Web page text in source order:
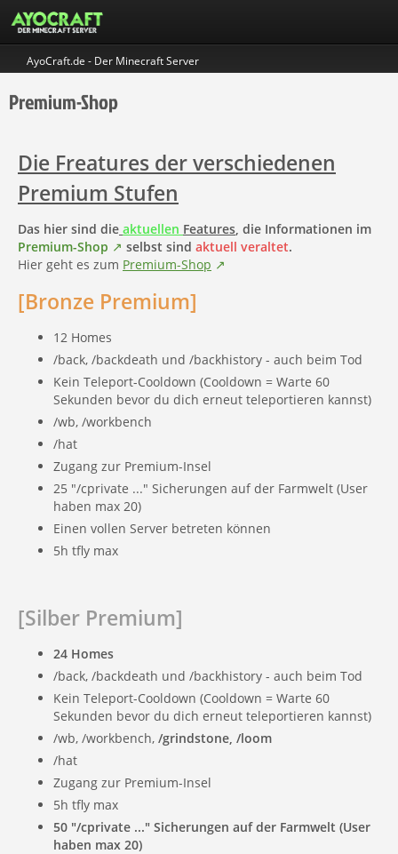
AyoCraft.de - Der Minecraft Server
Premium-Shop
Die Freatures der verschiedenen
Premium Stufen
Das hier sind die aktuellen Features, die Informationen im
Premium-Shop
selbst sind aktuell veraltet.
Hier geht es zum Premium-Shop
[Bronze Premium]
12 Homes
/back, /backdeath und /backhistory - auch beim Tod
Kein Teleport-Cooldown (Cooldown = Warte 60
Sekunden bevor du dich erneut teleportieren kannst)
/wb, /workbench
/hat
Zugang zur Premium-Insel
25 "/cprivate ..." Sicherungen auf der Farmwelt (User
haben max 20)
Einen vollen Server betreten können
5h tfly max
[Silber Premium]
24 Homes
/back, /backdeath und /backhistory - auch beim Tod
Kein Teleport-Cooldown (Cooldown = Warte 60
Sekunden bevor du dich erneut teleportieren kannst)
/wb, /workbench, /grindstone, /loom
/hat
Zugang zur Premium-Insel
5h tfly max
50 "/cprivate ..." Sicherungen auf der Farmwelt (User
haben max 20)